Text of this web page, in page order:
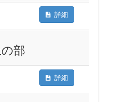
詳細
部
詳細